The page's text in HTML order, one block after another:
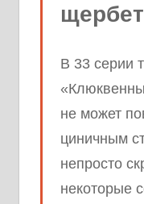
В 33 серии
не может
циничным
непросто
некоторые